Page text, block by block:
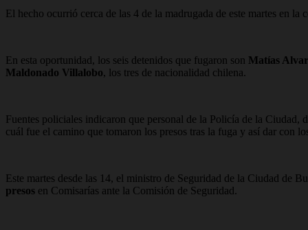
El hecho ocurrió cerca de las 4 de la madrugada de este martes en la
En esta oportunidad, los seis detenidos que fugaron son Matías
Maldonado Villalobo, los tres de nacionalidad chilena.
Fuentes policiales indicaron que personal de la Policía de la Ciudad,
cuál fue el camino que tomaron los presos tras la fuga y así dar con
Este martes desde las 14, el ministro de Seguridad de la Ciudad de
presos en Comisarías ante la Comisión de Seguridad.